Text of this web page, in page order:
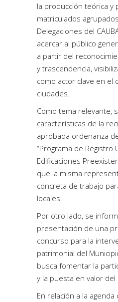
la producción teórica y
matriculados
Delegaciones del
acercar al público
a partir del
y trascendencia,
como actor clave en el
ciudades.
Como tema relevante,
características de la
aprobada ordenanza
“Programa de Registro
Edificaciones
que la misma
concreta de trabajo
locales.
Por otro lado, se
presentación de una
concurso para la
patrimonial del
busca fomentar la
y la puesta en valor
En relación a la agenda